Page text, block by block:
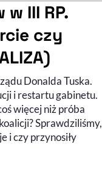
III RP.
czy
Donalda Tuska.
i restartu gabinetu.
więcej niż próba
Sprawdziliśmy,
i czy przynosiły